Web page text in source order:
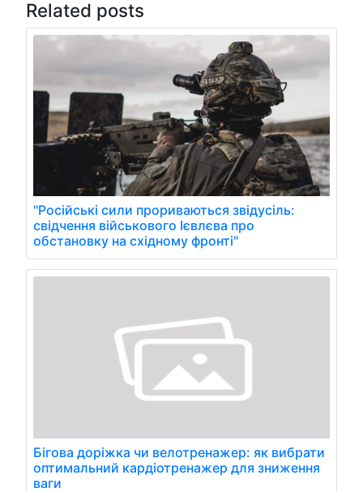
Related posts
"Російські сили прориваються звідусіль:
свідчення військового Ієвлєва про
обстановку на східному фронті"
Бігова доріжка чи велотренажер: як вибрати
оптимальний кардіотренажер для зниження
ваги